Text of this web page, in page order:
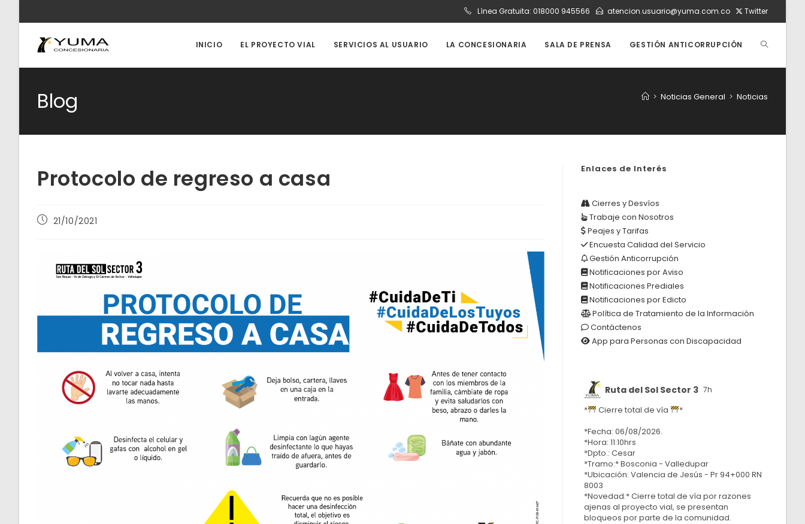
contenido
Línea Gratuita: 018000 945566 atencion.usuario@yuma.com.co Twitter
INICIO EL PROYECTO VIAL SERVICIOS AL USUARIO LA CONCESIONARIA SALA DE PRENSA GESTIÓN ANTICORRUPCIÓN ALTERNAR
DE
Blog > Noticias General > Noticias
Protocolo de regreso a casa
Publicación
21/10/2021
Enlaces de Interés
Cierres y Desvíos
Trabaje con Nosotros
Peajes y Tarifas
Encuesta Calidad del Servicio
Gestión Anticorrupción
Notificaciones por Aviso
Notificaciones Prediales
Notificaciones por Edicto
Política de Tratamiento de la Información
Contáctenos
App para Personas con Discapacidad
Ruta del Sol Sector 3 7h
* Cierre total de vía
*
*Fecha: 06/08/2026.
*Hora: 11:10hrs
*Dpto.: Cesar
*Tramo:* Bosconia - Valledupar
*Ubicación: Valencia de Jesús - Pr 94+000 RN
8003
*Novedad:* Cierre total de vía por razones
ajenas al proyecto vial, se presentan
bloqueos por parte de la comunidad.